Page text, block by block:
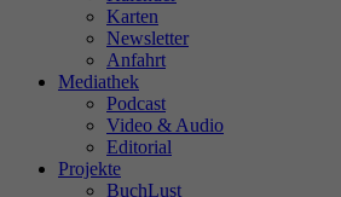
Karten
Newsletter
Anfahrt
Mediathek
Podcast
Video & Audio
Editorial
Projekte
BuchLust